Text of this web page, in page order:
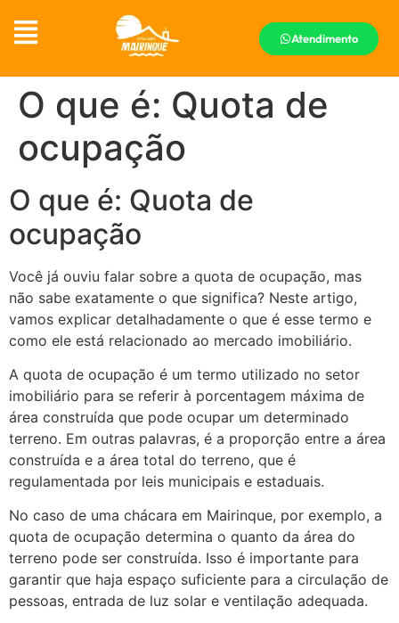
Atendimento
O que é: Quota de
ocupação
O que é: Quota de
ocupação
Você já ouviu falar sobre a quota de ocupação, mas
não sabe exatamente o que significa? Neste artigo,
vamos explicar detalhadamente o que é esse termo e
como ele está relacionado ao mercado imobiliário.
A quota de ocupação é um termo utilizado no setor
imobiliário para se referir à porcentagem máxima de
área construída que pode ocupar um determinado
terreno. Em outras palavras, é a proporção entre a área
construída e a área total do terreno, que é
regulamentada por leis municipais e estaduais.
No caso de uma chácara em Mairinque, por exemplo, a
quota de ocupação determina o quanto da área do
terreno pode ser construída. Isso é importante para
garantir que haja espaço suficiente para a circulação de
pessoas, entrada de luz solar e ventilação adequada.